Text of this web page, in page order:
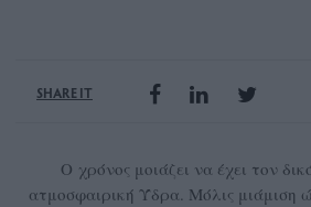
SHARE IT
Ο χρόνος μοιάζει να έχει τον
ατμοσφαιρική Ύδρα. Μόλις μιάμιση